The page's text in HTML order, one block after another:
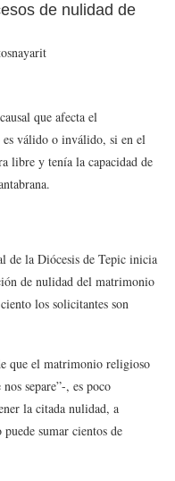
de nulidad de
que afecta el
válido o inválido, si en el
libre y tenía la capacidad de
de la Diócesis de Tepic inicia
de nulidad del matrimonio
los solicitantes son
que el matrimonio religioso
separe”-, es poco
la citada nulidad, a
sumar cientos de